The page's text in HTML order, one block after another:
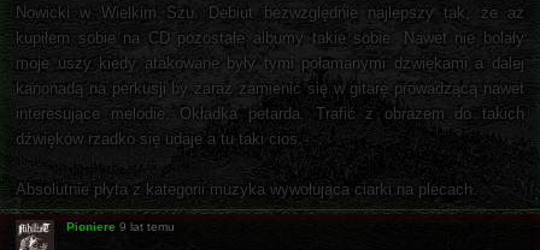
Nowicki w Wielkim Szu. Debiut bezwzględnie najlepszy tak, że aż
kupiłem sobie na CD pozostałe albumy takie sobie. Nawet nie bolały
moje uszy kiedy atakowane były tymi połamanymi dźwiękami a dalej
kanonadą na perkusji by zaraz zamienić się w gitarę prowadzącą nawet
interesujące melodie. Okładka petarda. Trafić z obrazem do takich
dźwięków rzadko się udaje a tu taki cios.
Absolutnie płyta z kategorii muzyka wywołująca ciarki na plecach.
Pioniere 9 lat temu